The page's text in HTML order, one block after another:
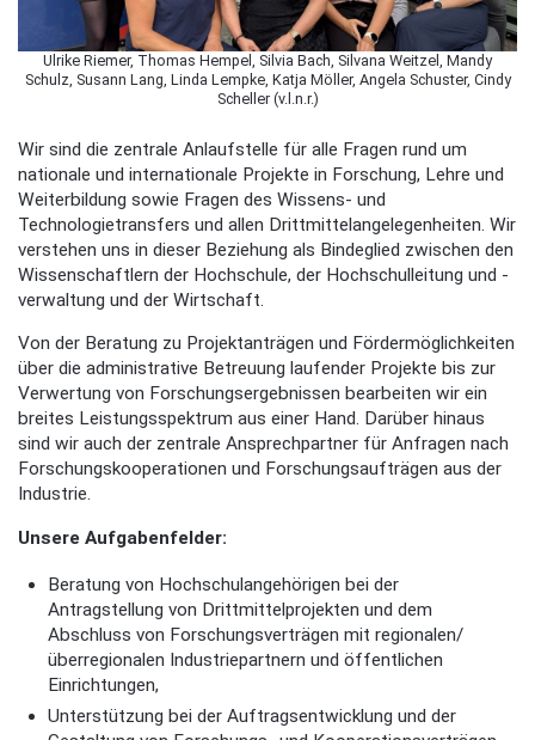
Ulrike Riemer, Thomas Hempel, Silvia Bach, Silvana Weitzel, Mandy
Schulz, Susann Lang, Linda Lempke, Katja Möller, Angela Schuster, Cindy
Scheller (v.l.n.r.)
Wir sind die zentrale Anlaufstelle für alle Fragen rund um
nationale und internationale Projekte in Forschung, Lehre und
Weiterbildung sowie Fragen des Wissens- und
Technologietransfers und allen Drittmittelangelegenheiten. Wir
verstehen uns in dieser Beziehung als Bindeglied zwischen den
Wissenschaftlern der Hochschule, der Hochschulleitung und -
verwaltung und der Wirtschaft.
Von der Beratung zu Projektanträgen und Fördermöglichkeiten
über die administrative Betreuung laufender Projekte bis zur
Verwertung von Forschungsergebnissen bearbeiten wir ein
breites Leistungsspektrum aus einer Hand. Darüber hinaus
sind wir auch der zentrale Ansprechpartner für Anfragen nach
Forschungskooperationen und Forschungsaufträgen aus der
Industrie.
Unsere Aufgabenfelder:
Beratung von Hochschulangehörigen bei der
Antragstellung von Drittmittelprojekten und dem
Abschluss von Forschungsverträgen mit regionalen/
überregionalen Industriepartnern und öffentlichen
Einrichtungen,
Unterstützung bei der Auftragsentwicklung und der